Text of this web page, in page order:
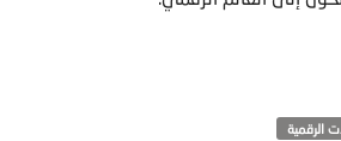
الرقمية